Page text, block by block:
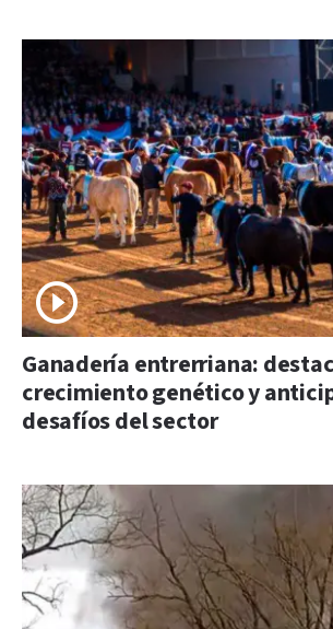
Ganadería entrerriana:
crecimiento genético y
desafíos del sector